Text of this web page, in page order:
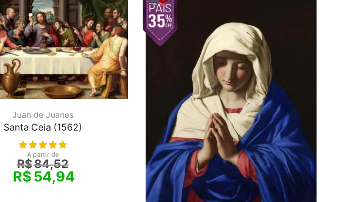
Juan de Juanes
Santa Ceia (1562)
A partir de
R$84,52
R$54,94